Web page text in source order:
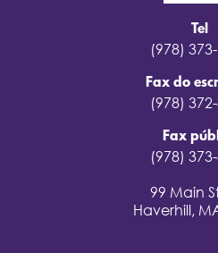
Tel
(978)
Fax do
(978)
Fax
(978)
99 Main
Haverhill,